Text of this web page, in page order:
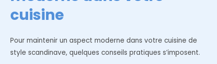
cuisine
Pour maintenir un aspect moderne dans votre cuisine de
style scandinave, quelques conseils pratiques s’imposent.